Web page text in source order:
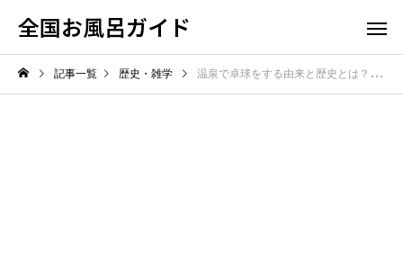
全国お風呂ガイド
記事一覧 歴史・雑学 温泉で卓球をする由来と歴史とは？定番の娯楽になった意外な理由を大公開